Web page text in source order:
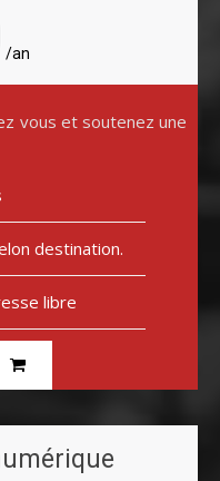
/an
vous et soutenez une
destination.
libre